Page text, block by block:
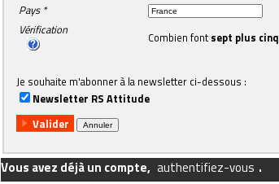
Pays *
Vérification
Combien font sept plus cinq
Je souhaite m'abonner à la newsletter ci-dessous :
Newsletter RS Attitude
Vous avez déjà un compte, authentifiez-vous .